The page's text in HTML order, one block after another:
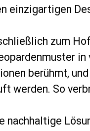
einzigartigen
zum
in
berühmt,
werden. So
nachhaltige